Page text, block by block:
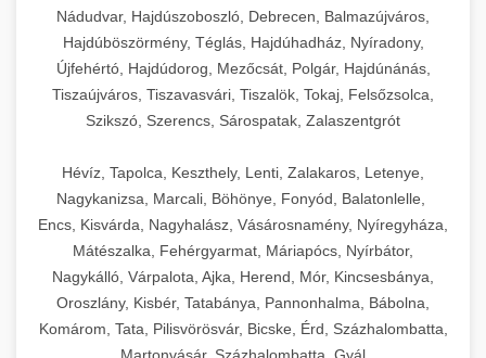
Nádudvar, Hajdúszoboszló, Debrecen, Balmazújváros,
Hajdúböszörmény, Téglás, Hajdúhadház, Nyíradony,
Újfehértó, Hajdúdorog, Mezőcsát, Polgár, Hajdúnánás,
Tiszaújváros, Tiszavasvári, Tiszalök, Tokaj, Felsőzsolca,
Szikszó, Szerencs, Sárospatak, Zalaszentgrót
Hévíz, Tapolca, Keszthely, Lenti, Zalakaros, Letenye,
Nagykanizsa, Marcali, Böhönye, Fonyód, Balatonlelle,
Encs, Kisvárda, Nagyhalász, Vásárosnamény, Nyíregyháza,
Mátészalka, Fehérgyarmat, Máriapócs, Nyírbátor,
Nagykálló, Várpalota, Ajka, Herend, Mór, Kincsesbánya,
Oroszlány, Kisbér, Tatabánya, Pannonhalma, Bábolna,
Komárom, Tata, Pilisvörösvár, Bicske, Érd, Százhalombatta,